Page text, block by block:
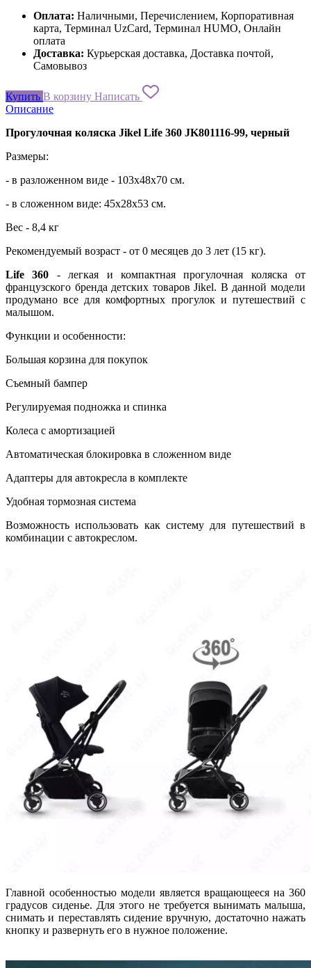
Оплата: Наличными, Перечислением, Корпоративная
карта, Терминал UzCard, Терминал HUMO, Онлайн
оплата
Доставка: Курьерская доставка, Доставка почтой,
Самовывоз
Купить В корзину Написать
Описание
Прогулочная коляска Jikel Life 360 JK801116-99, черный
Размеры:
- в разложенном виде - 103x48x70 см.
- в сложенном виде: 45x28x53 см.
Вес - 8,4 кг
Рекомендуемый возраст - от 0 месяцев до 3 лет (15 кг).
Life 360 - легкая и компактная прогулочная коляска от
французского бренда детских товаров Jikel. В данной модели
продумано все для комфортных прогулок и путешествий с
малышом.
Функции и особенности:
Большая корзина для покупок
Съемный бампер
Регулируемая подножка и спинка
Колеса с амортизацией
Автоматическая блокировка в сложенном виде
Адаптеры для автокресла в комплекте
Удобная тормозная система
Возможность использовать как систему для путешествий в
комбинации с автокреслом.
Главной особенностью модели является вращающееся на 360
градусов сиденье. Для этого не требуется вынимать малыша,
снимать и переставлять сидение вручную, достаточно нажать
кнопку и развернуть его в нужное положение.